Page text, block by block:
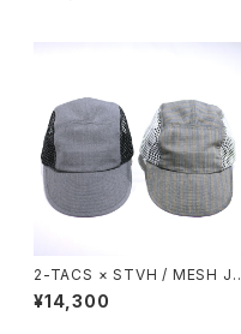
2-TACS × STVH / MESH JE
T CAP
¥14,300